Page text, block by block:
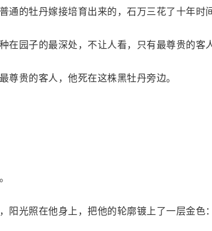
通的牡丹嫁接培育出来的，石万三花了十年时
在园子的最深处，不让人看，只有最尊贵的客
尊贵的客人，他死在这株黑牡丹旁边。
阳光照在他身上，把他的轮廓镀上了一层金色